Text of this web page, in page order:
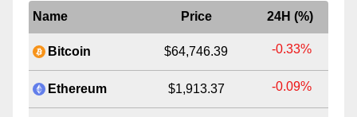
Name Price 24H (%)
Bitcoin $64,746.39 -0.33%
Ethereum $1,913.37 -0.09%